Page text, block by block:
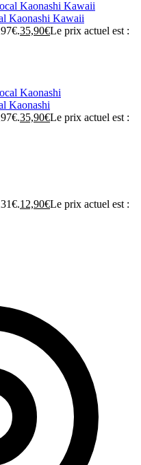
Kaonashi Kawaii
35,90€Le prix actuel est :
Kaonashi
35,90€Le prix actuel est :
12,90€Le prix actuel est :